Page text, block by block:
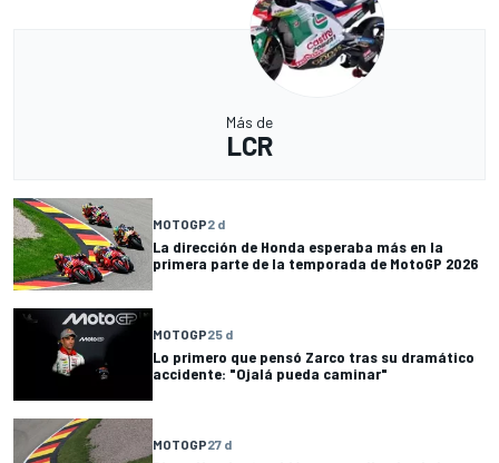
Más de
LCR
MOTOGP2 d
La dirección de Honda esperaba más en la
primera parte de la temporada de MotoGP 2026
MOTOGP25 d
Lo primero que pensó Zarco tras su dramático
accidente: "Ojalá pueda caminar"
MOTOGP27 d